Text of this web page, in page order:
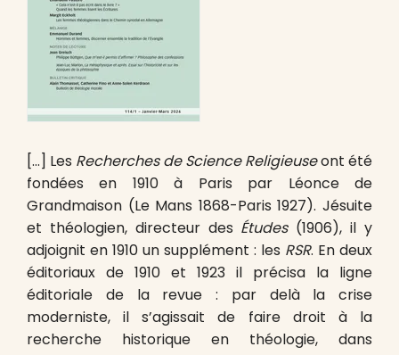
[…] Les Recherches de Science Religieuseont été
fondées en 1910 à Paris par Léonce de
Grandmaison (Le Mans 1868-Paris 1927). Jésuite
et théologien, directeur des Études(1906), il y
adjoignit en 1910 un supplément : les RSR. En deux
éditoriaux de 1910 et 1923 il précisa la ligne
éditoriale de la revue : par delà la crise
moderniste, il s’agissait de faire droit à la
recherche historique en théologie, dans